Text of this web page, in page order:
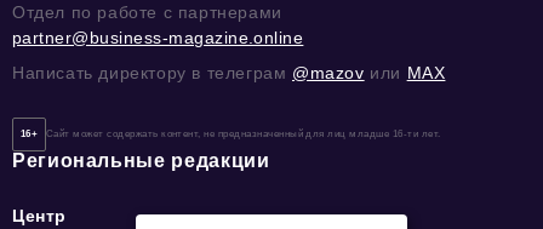
Отдел по работе с партнерами
partner@business-magazine.online
Написать директору в телеграм @mazov или MAX
16+ Сайт может содержать контент, не предназначенный для лиц младше 16-ти лет.
Региональные редакции
Центр